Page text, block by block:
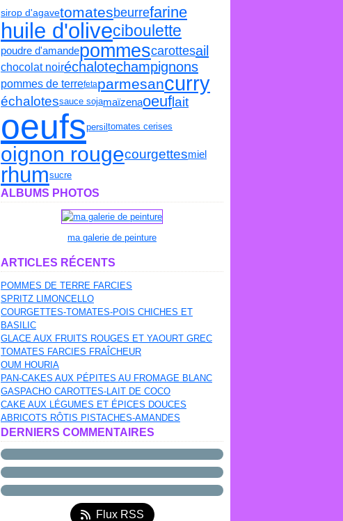
sirop d'agavetomatesbeurrefarine
huile d'oliveciboulette
poudre d'amandepommescarottesail
chocolat noiréchalotechampignons
pommes de terrefetaparmesancurry
échalotessauce sojamaïzenaoeuflait
oeufspersiltomates cerises
oignon rougecourgettesmiel
rhumsucre
ALBUMS PHOTOS
ma galerie de peinture
ARTICLES RÉCENTS
POMMES DE TERRE FARCIES
SPRITZ LIMONCELLO
COURGETTES-TOMATES-POIS CHICHES ET
BASILIC
GLACE AUX FRUITS ROUGES ET YAOURT GREC
TOMATES FARCIES FRAÎCHEUR
OUM HOURIA
PAN-CAKES AUX PÉPITES AU FROMAGE BLANC
GASPACHO CAROTTES-LAIT DE COCO
CAKE AUX LÉGUMES ET ÉPICES DOUCES
ABRICOTS RÔTIS PISTACHES-AMANDES
DERNIERS COMMENTAIRES
Flux RSS